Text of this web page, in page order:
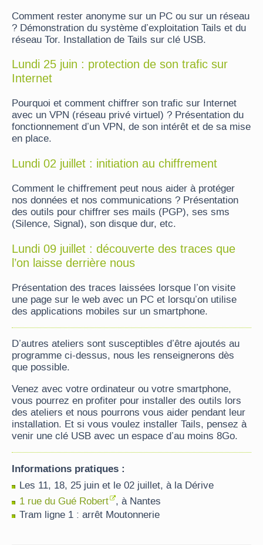
Comment rester anonyme sur un PC ou sur un réseau
? Démonstration du système d’exploitation Tails et du
réseau Tor. Installation de Tails sur clé USB.
Lundi 25 juin : protection de son trafic sur
Internet
Pourquoi et comment chiffrer son trafic sur Internet
avec un VPN (réseau privé virtuel) ? Présentation du
fonctionnement d’un VPN, de son intérêt et de sa mise
en place.
Lundi 02 juillet : initiation au chiffrement
Comment le chiffrement peut nous aider à protéger
nos données et nos communications ? Présentation
des outils pour chiffrer ses mails (PGP), ses sms
(Silence, Signal), son disque dur, etc.
Lundi 09 juillet : découverte des traces que
l’on laisse derrière nous
Présentation des traces laissées lorsque l’on visite
une page sur le web avec un PC et lorsqu’on utilise
des applications mobiles sur un smartphone.
D’autres ateliers sont susceptibles d’être ajoutés au
programme ci-dessus, nous les renseignerons dès
que possible.
Venez avec votre ordinateur ou votre smartphone,
vous pourrez en profiter pour installer des outils lors
des ateliers et nous pourrons vous aider pendant leur
installation. Et si vous voulez installer Tails, pensez à
venir une clé USB avec un espace d’au moins 8Go.
Informations pratiques :
Les 11, 18, 25 juin et le 02 juillet, à la Dérive
1 rue du Gué Robert
, à Nantes
Tram ligne 1 : arrêt Moutonnerie